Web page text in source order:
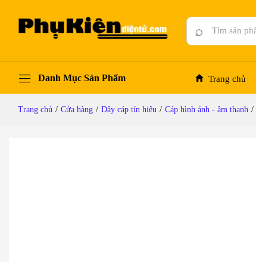
⌕
Danh Mục Sản Phẩm Trang chủ
Trang chủ / Cửa hàng / Dây cáp tín hiệu / Cáp hình ảnh - âm thanh /
Mô tả chi tiết Thông số kỹ thuật Đánh giá (0)